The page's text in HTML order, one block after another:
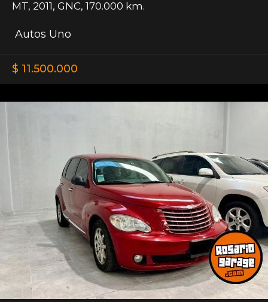
MT, 2011, GNC, 170.000 km.
Autos Uno
$ 11.500.000